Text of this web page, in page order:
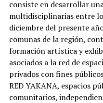
consiste en desarrollar
multidisciplinarias entre
diciembre del presente
comunas de la región,
formación artística y
asociados a la red de
privados con fines
RED YAKANA, espacios
comunitarios,